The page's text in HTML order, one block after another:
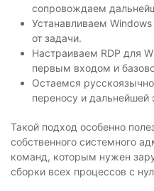
сопровождаем
Устанавливаем
от задачи.
Настраиваем RDP для
первым входом и
Остаемся
переносу и дальнейшей
Такой подход особенно
собственного системного
команд, которым нужен
сборки всех процессов с